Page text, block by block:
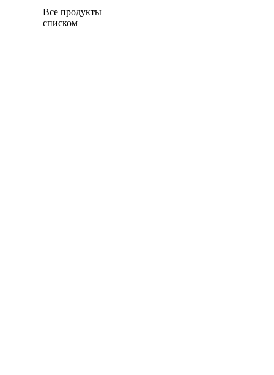
Все продукты
списком